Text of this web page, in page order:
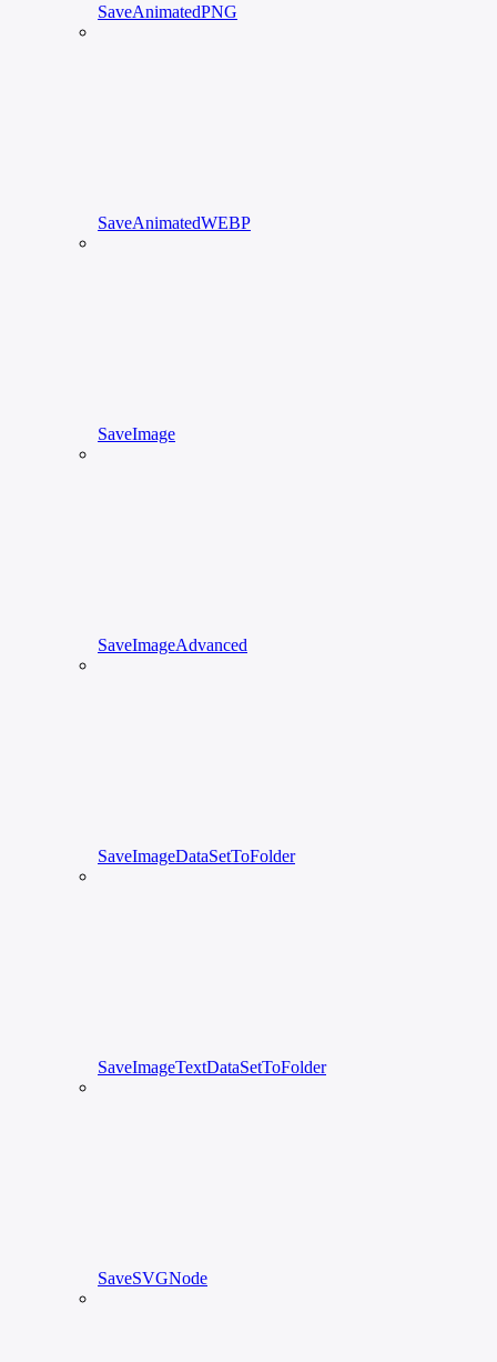
SaveAnimatedPNG
SaveAnimatedWEBP
SaveImage
SaveImageAdvanced
SaveImageDataSetToFolder
SaveImageTextDataSetToFolder
SaveSVGNode